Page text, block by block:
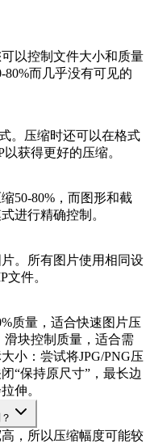
以控制文件大小和质量
而几乎没有可见的
。压缩时还可以在格式
获得更好的压缩。
50-80%，而图形和截
进行精确控制。
。所有图片使用相同设
件。
质量，适合快速图片压
块控制质量，适合需
小：尝试将JPG/PNG压
“保持原尺寸”，最长边
伸。
，所以压缩幅度可能较